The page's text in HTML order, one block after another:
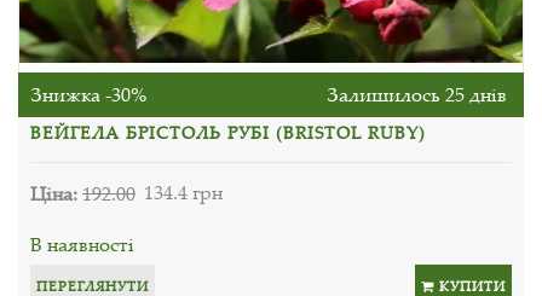
Знижка -30% Залишилось 25 днів
ВЕЙГЕЛА БРІСТОЛЬ РУБІ (BRISTOL RUBY)
Ціна:192.00 134.4 грн
В наявності
ПЕРЕГЛЯНУТИ КУПИТИ